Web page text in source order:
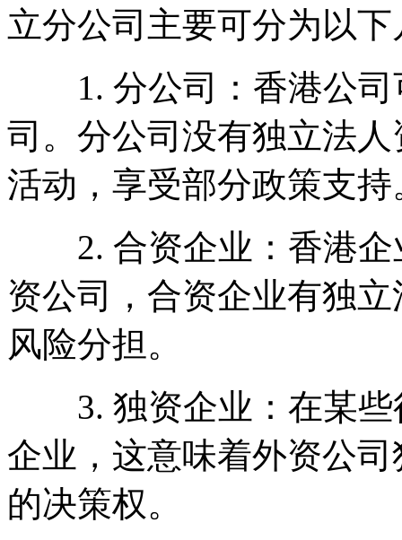
立分公司主要可分为以
1. 分公司：香港公司
司。分公司没有独立法
活动，享受部分政策支持
2. 合资企业：香港企
资公司，合资企业有独
风险分担。
3. 独资企业：在某些
企业，这意味着外资公
的决策权。